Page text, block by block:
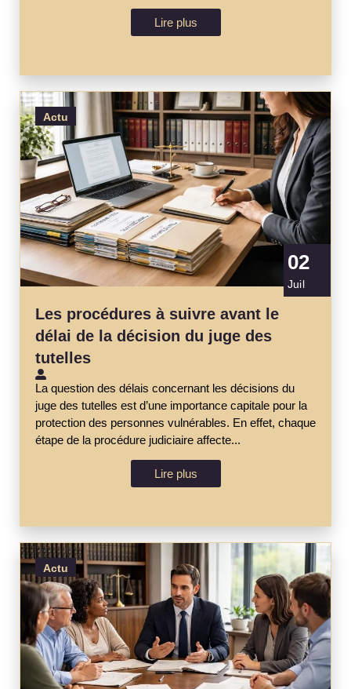
Lire plus
Actu
02
Juil
Les procédures à suivre avant le
délai de la décision du juge des
tutelles
La question des délais concernant les décisions du
juge des tutelles est d’une importance capitale pour la
protection des personnes vulnérables. En effet, chaque
étape de la procédure judiciaire affecte...
Lire plus
Actu